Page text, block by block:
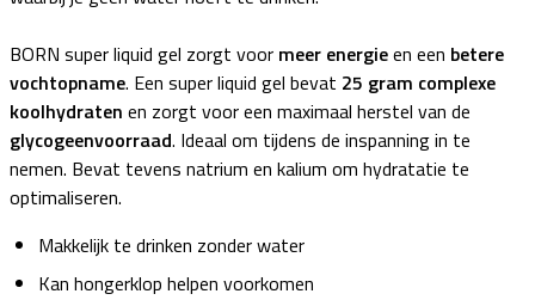
BORN super liquid gel zorgt voor meer energieen een betere
vochtopname. Een super liquid gel bevat 25 gram complexe
koolhydraten en zorgt voor een maximaal herstel van de
glycogeenvoorraad. Ideaal om tijdens de inspanning in te
nemen. Bevat tevens natrium en kalium om hydratatie te
optimaliseren.
Makkelijk te drinken zonder water
Kan hongerklop helpen voorkomen